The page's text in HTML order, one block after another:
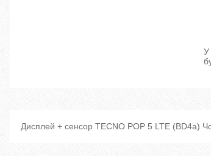
У
Дисплей + сенсор TECNO POP 5 LTE (BD4a)